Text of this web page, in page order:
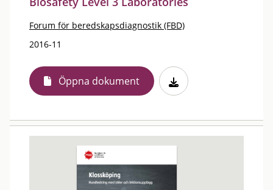
Forum för beredskapsdiagnostik (FBD)
2016-11
Öppna dokument